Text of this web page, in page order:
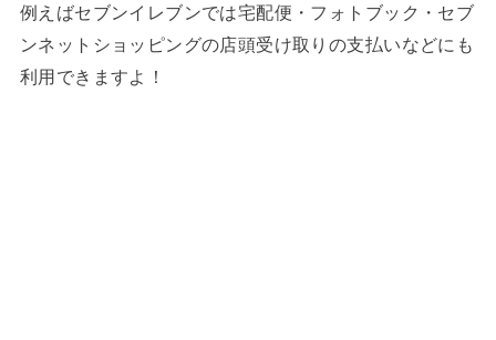
例えばセブンイレブンでは宅配便・フォトブック・セブ
ンネットショッピングの店頭受け取りの支払いなどにも
利用できますよ！